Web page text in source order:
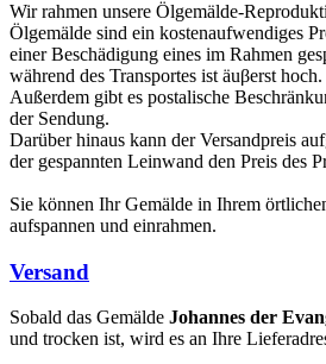
Wir rahmen unsere Ölgemälde-
Ölgemälde sind ein kostenaufwendiges
einer Beschädigung eines im Rahmen
während des Transportes ist äuβerst hoch.
Außerdem gibt es postalische
der Sendung.
Darüber hinaus kann der Versandpreis
der gespannten Leinwand den Preis des
Sie können Ihr Gemälde in Ihrem
aufspannen und einrahmen.
Versand
Sobald das Gemälde Johannes der
und trocken ist, wird es an Ihre